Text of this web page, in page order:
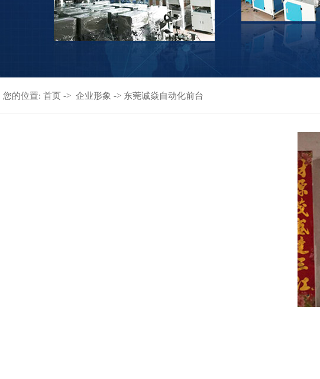
您的位置: 首页 -> 企业形象 -> 东莞诚焱自动化前台